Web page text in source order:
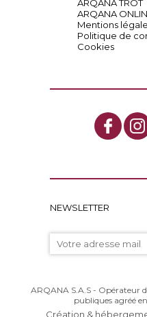
ARQANA TROT
ARQANA
Mentions
Politique de
Cookies
NEWSLETTER
ARQANA S.A.S - Opérateur
publiques agréé
Création &